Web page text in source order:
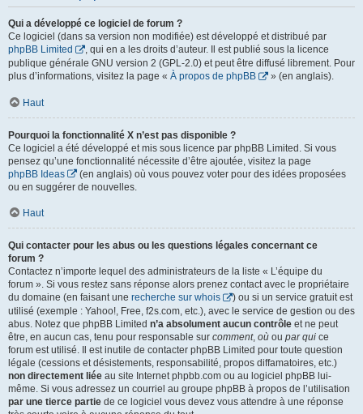
Qui a développé ce logiciel de forum ?
Ce logiciel (dans sa version non modifiée) est développé et distribué par
phpBB Limited
, qui en a les droits d’auteur. Il est publié sous la licence
publique générale GNU version 2 (GPL-2.0) et peut être diffusé librement. Pour
plus d’informations, visitez la page « À propos de phpBB » (en anglais).
Haut
Pourquoi la fonctionnalité X n’est pas disponible ?
Ce logiciel a été développé et mis sous licence par phpBB Limited. Si vous
pensez qu’une fonctionnalité nécessite d’être ajoutée, visitez la page
phpBB Ideas
(en anglais) où vous pouvez voter pour des idées proposées
ou en suggérer de nouvelles.
Haut
Qui contacter pour les abus ou les questions légales concernant ce
forum ?
Contactez n’importe lequel des administrateurs de la liste « L’équipe du
forum ». Si vous restez sans réponse alors prenez contact avec le propriétaire
du domaine (en faisant une recherche sur whois
) ou si un service gratuit est
utilisé (exemple : Yahoo!, Free, f2s.com, etc.), avec le service de gestion ou des
abus. Notez que phpBB Limited n’a absolument aucun contrôle et ne peut
être, en aucun cas, tenu pour responsable sur comment, où ou par qui ce
forum est utilisé. Il est inutile de contacter phpBB Limited pour toute question
légale (cessions et désistements, responsabilité, propos diffamatoires, etc.)
non directement liée au site Internet phpbb.com ou au logiciel phpBB lui-
même. Si vous adressez un courriel au groupe phpBB à propos de l’utilisation
par une tierce partie de ce logiciel vous devez vous attendre à une réponse